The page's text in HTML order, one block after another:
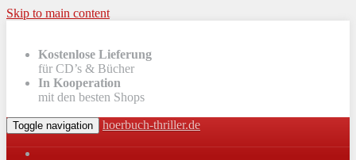
Skip to main content
Kostenlose Lieferung
für CD’s & Bücher
In Kooperation
mit den besten Shops
Toggle navigation hoerbuch-thriller.de